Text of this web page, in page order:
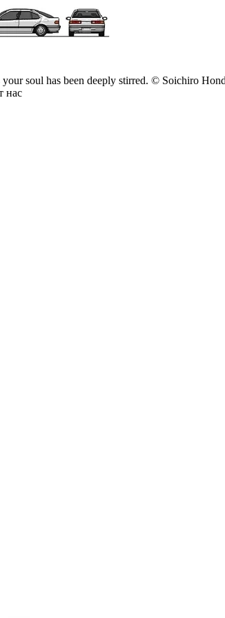
soul has been deeply stirred. © Soichiro
нас